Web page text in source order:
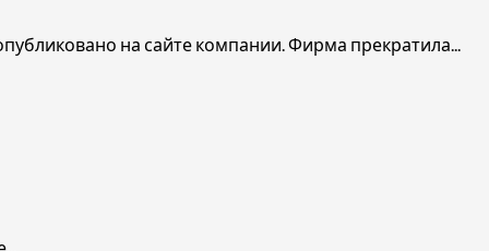
на сайте компании. Фирма прекратила...